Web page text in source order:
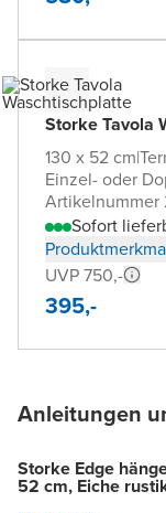
Storke Tavola
130 x 52 cm|
Einzel- oder
Artikelnummer
Sofort
UVP 750,-
395,-
Anleitungen
Storke Edge
52 cm, Eiche